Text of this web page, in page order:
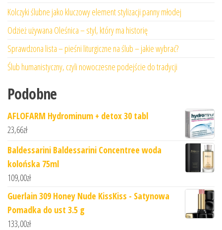
Kolczyki ślubne jako kluczowy element stylizacji panny młodej
Odzież używana Oleśnica – styl, który ma historię
Sprawdzona lista – pieśni liturgiczne na ślub – jakie wybrać?
Ślub humanistyczny, czyli nowoczesne podejście do tradycji
Podobne
AFLOFARM Hydrominum + detox 30 tabl
23,66zł
Baldessarini Baldessarini Concentree woda
kolońska 75ml
109,00zł
Guerlain 309 Honey Nude KissKiss - Satynowa
Pomadka do ust 3.5 g
133,00zł